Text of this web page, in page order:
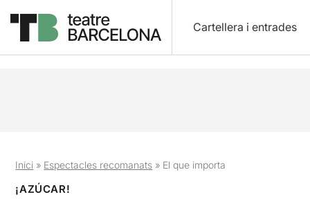
Cartellera i entrades
Inici » Espectacles recomanats » El que importa
¡AZÚCAR!